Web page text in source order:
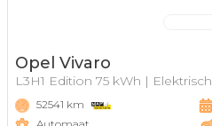
Opel Vivaro
L3H1 Edition 75 kWh | Elektrisch
52541 km